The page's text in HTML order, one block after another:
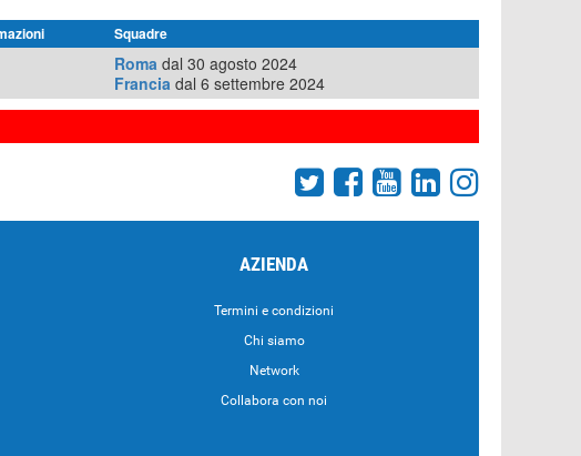
Squadre
Roma dal 30 agosto 2024
Francia dal 6 settembre 2024
AZIENDA
Termini e condizioni
Chi siamo
Network
Collabora con noi